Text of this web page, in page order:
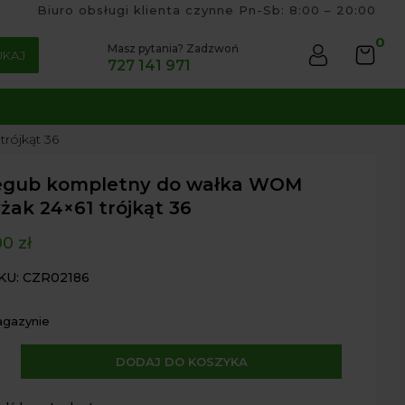
Biuro obsługi klienta czynne Pn-Sb: 8:00 – 20:00
Masz pytania? Zadzwoń
727 141 971
0
36
kompletny do wałka WOM
24×61 trójkąt 36
zł
CZR02186
DODAJ DO KOSZYKA